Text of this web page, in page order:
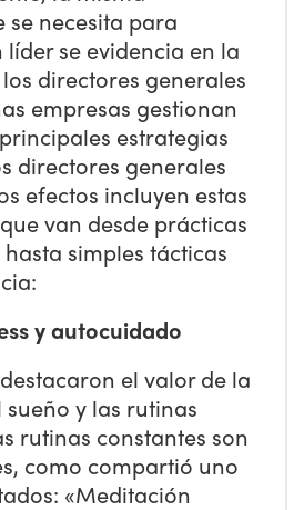
necesita para
se evidencia en la
directores generales
empresas gestionan
estrategias
directores generales
efectos incluyen estas
van desde prácticas
simples tácticas
y autocuidado
el valor de la
y las rutinas
rutinas constantes son
como compartió uno
«Meditación